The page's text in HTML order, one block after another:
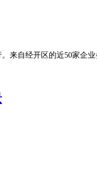
来自经开区的近50家企